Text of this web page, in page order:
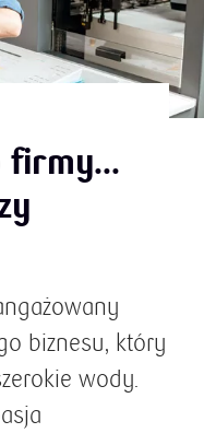
firmy...
biznesu, który
wody.